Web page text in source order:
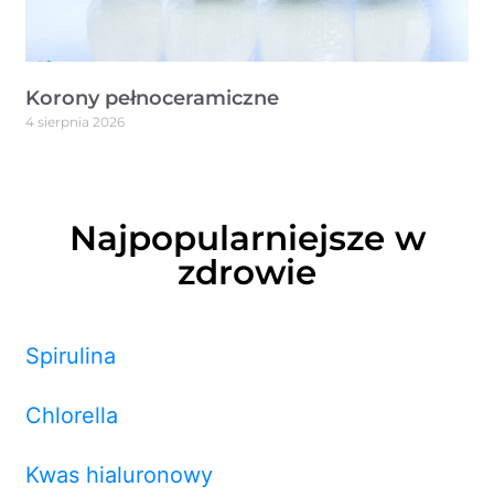
Korony pełnoceramiczne
4 sierpnia 2026
Najpopularniejsze w
zdrowie
Spirulina
Chlorella
Kwas hialuronowy